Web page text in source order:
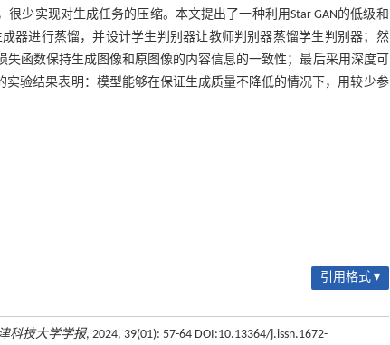
少实现对生成任务的压缩。本文提出了一种利用Star GAN的低级和
器进行蒸馏，并设计学生判别器让教师判别器蒸馏学生判别器；然
函数保持生成图像和原图像的内容信息的一致性；最后采用深度可
实验结果表明：模型能够在保证生成质量不降低的情况下，用较少参
引用格式 ▾
科技大学学报, 2024, 39(01): 57-64 DOI:10.13364/j.issn.1672-